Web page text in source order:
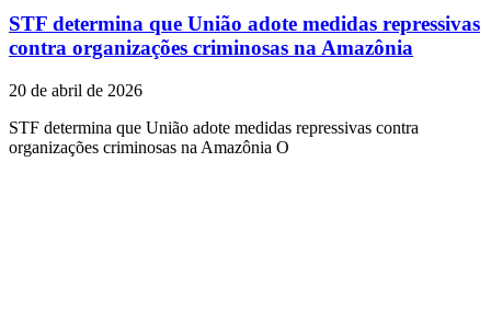
STF determina que União adote medidas repressivas
contra organizações criminosas na Amazônia
20 de abril de 2026
STF determina que União adote medidas repressivas contra
organizações criminosas na Amazônia O